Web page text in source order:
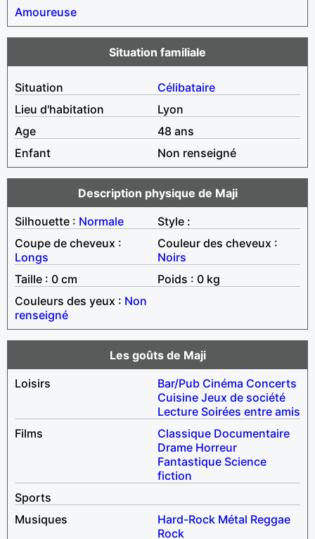
Amoureuse
Situation familiale
Situation
Célibataire
Lieu d'habitation
Lyon
Age
48 ans
Enfant
Non renseigné
Description physique de Maji
Silhouette : Normale
Style :
Coupe de cheveux :
Longs
Couleur des cheveux :
Noirs
Taille : 0 cm
Poids : 0 kg
Couleurs des yeux : Non
renseigné
Les goûts de Maji
Loisirs
Bar/Pub Cinéma Concerts
Cuisine Jeux de société
Lecture Soirées entre amis
Films
Classique Documentaire
Drame Horreur
Fantastique Science
fiction
Sports
Musiques
Hard-Rock Métal Reggae
Rock